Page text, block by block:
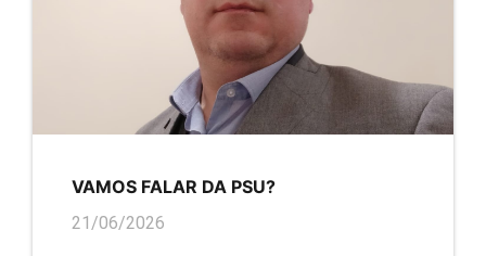
VAMOS FALAR DA PSU?
21/06/2026